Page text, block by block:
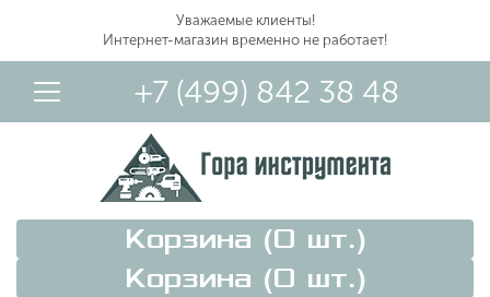
Уважаемые клиенты!
Интернет-магазин временно не работает!
+7 (499) 842 38 48
Корзина (0 шт.)
Корзина (0 шт.)